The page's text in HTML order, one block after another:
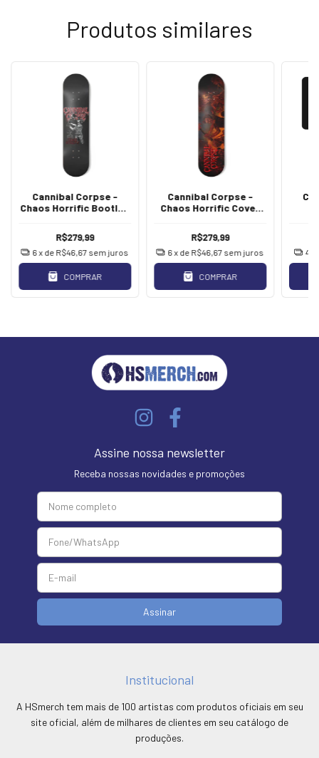
Produtos similares
Cannibal Corpse -
Chaos Horrific Bootleg
R$279,99
6x de R$46,67 sem juros
COMPRAR
Cannibal Corpse -
Chaos Horrific Cover
R$279,99
6 x de R$46,67 sem juros
COMPRAR
4
Assine nossa newsletter
Receba nossas novidades e promoções
Institucional
A HSmerch tem mais de 100 artistas com produtos oficiais em seu
site oficial, além de milhares de clientes em seu catálogo de
produções.